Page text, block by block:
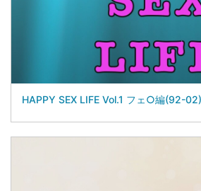
HAPPY SEX LIFE Vol.1 フェ○編(92-02)